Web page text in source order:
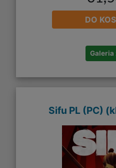
DO
Galeria
Sifu PL (PC)